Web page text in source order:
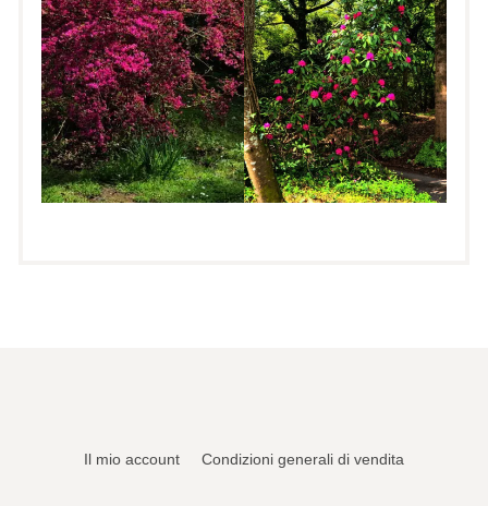
Il mio account Condizioni generali di vendita